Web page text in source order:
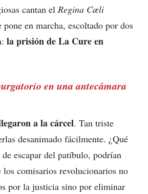
cantan el Regina Cæli
en marcha, escoltado por dos
la prisión de La Cure en
en una antecámara
a la cárcel. Tan triste
desanimado fácilmente. ¿Qué
escapar del patíbulo, podrían
los comisarios revolucionarios no
por la justicia sino por eliminar